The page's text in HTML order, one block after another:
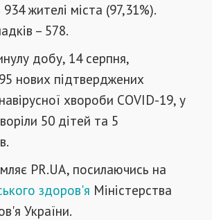
жителі міста (97,31%).
– 578.
добу, 14 серпня,
нових підтверджених
хвороби COVID-19, у
50 дітей та 5
PR.UA, посилаючись на
здоров'я Міністерства
України.